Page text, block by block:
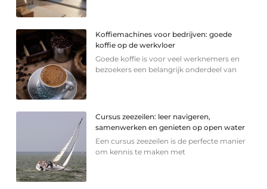
Koffiemachines voor bedrijven: goede
koffie op de werkvloer
Goede koffie is voor veel werknemers en
bezoekers een belangrijk onderdeel van
Cursus zeezeilen: leer navigeren,
samenwerken en genieten op open water
Een cursus zeezeilen is de perfecte manier
om kennis te maken met